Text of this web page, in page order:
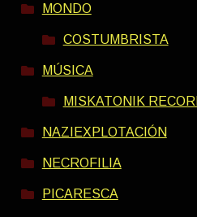
MONDO
COSTUMBRISTA
MÚSICA
MISKATONIK
NAZIEXPLOTACIÓN
NECROFILIA
PICARESCA